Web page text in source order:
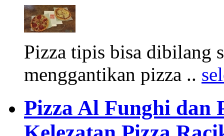
Pizza tipis bisa dibilang
menggantikan pizza ..
Pizza Al Funghi dan